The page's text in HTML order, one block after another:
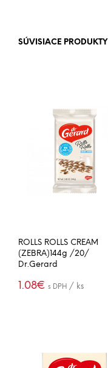
SÚVISIACE PRODUKTY
ROLLS ROLLS CREAM
(ZEBRA)144g /20/
Dr.Gerard
1.08€ s DPH / ks